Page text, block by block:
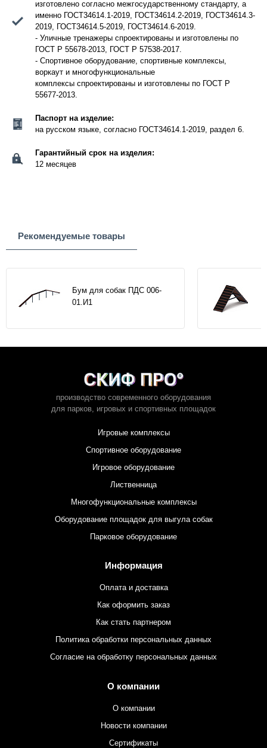
изготовлено согласно межгосударственному стандарту, а
именно ГОСТ34614.1-2019, ГОСТ34614.2-2019, ГОСТ34614.3-
2019, ГОСТ34614.5-2019, ГОСТ34614.6-2019.
- Уличные тренажеры спроектированы и изготовлены по
ГОСТ Р 55678-2013, ГОСТ Р 57538-2017.
- Спортивное оборудование, спортивные комплексы,
воркаут и многофункциональные
комплексы спроектированы и изготовлены по ГОСТ Р
55677-2013.
Паспорт на изделие:
на русском языке, согласно ГОСТ34614.1-2019, раздел 6.
Гарантийный срок на изделия:
12 месяцев
Рекомендуемые товары
Бум для собак ПДС 006-
01.И1
производство современного оборудования
для парков, игровых и спортивных площадок
Игровые комплексы
Спортивное оборудование
Игровое оборудование
Лиственница
Многофункциональные комплексы
Оборудование площадок для выгула собак
Парковое оборудование
Информация
Оплата и доставка
Как оформить заказ
Как стать партнером
Политика обработки персональных данных
Согласие на обработку персональных данных
О компании
О компании
Новости компании
Сертификаты